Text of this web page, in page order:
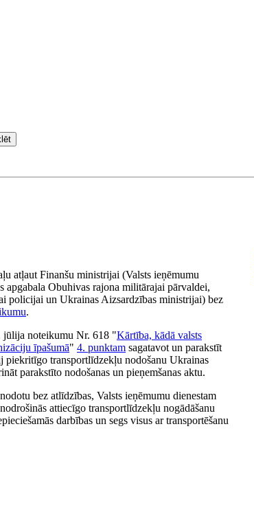
atļaut Finanšu ministrijai (Valsts ieņēmumu
Obuhivas rajona militārajai pārvaldei,
policijai un Ukrainas Aizsardzības ministrijai) bez
.
jūlija noteikumu Nr. 618 "Kārtība, kādā valsts
īpašumā" 4. punktam sagatavot un parakstīt
piekritīgo transportlīdzekļu nodošanu Ukrainas
parakstīto nodošanas un pieņemšanas aktu.
bez atlīdzības, Valsts ieņēmumu dienestam
attiecīgo transportlīdzekļu nogādāšanu
darbības un segs visus ar transportēšanu